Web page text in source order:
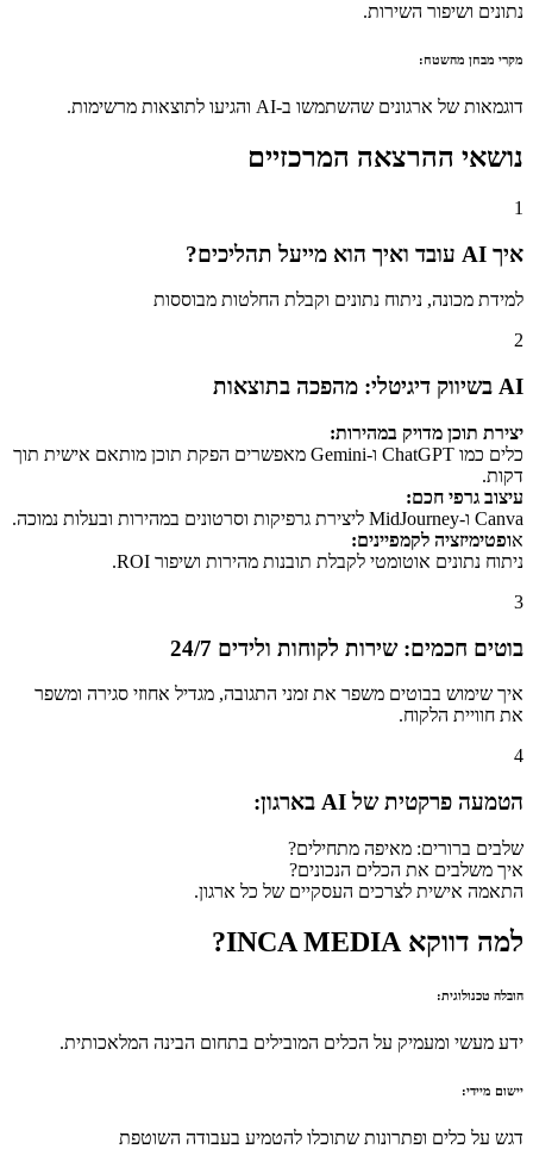
נתונים ושיפור השירות.
מקרי מבחן מהשטח:
דוגמאות של ארגונים שהשתמשו ב-AI והגיעו לתוצאות מרשימות.
נושאי ההרצאה המרכזיים
1
איך AI עובד ואיך הוא מייעל תהליכים?
למידת מכונה, ניתוח נתונים וקבלת החלטות מבוססות
2
AI בשיווק דיגיטלי: מהפכה בתוצאות
יצירת תוכן מדויק במהירות:
כלים כמו ChatGPT ו-Gemini מאפשרים הפקת תוכן מותאם אישית תוך
דקות.
עיצוב גרפי חכם:
Canva ו-MidJourney ליצירת גרפיקות וסרטונים במהירות ובעלות נמוכה.
אופטימיזציה לקמפיינים:
ניתוח נתונים אוטומטי לקבלת תובנות מהירות ושיפור ROI.
3
בוטים חכמים: שירות לקוחות ולידים 24/7
איך שימוש בבוטים משפר את זמני התגובה, מגדיל אחוזי סגירה ומשפר
את חוויית הלקוח.
4
הטמעה פרקטית של AI בארגון:
שלבים ברורים: מאיפה מתחילים?
איך משלבים את הכלים הנכונים?
התאמה אישית לצרכים העסקיים של כל ארגון.
למה דווקא INCA MEDIA?
הובלה טכנולוגית:
ידע מעשי ומעמיק על הכלים המובילים בתחום הבינה המלאכותית.
יישום מיידי:
דגש על כלים ופתרונות שתוכלו להטמיע בעבודה השוטפת